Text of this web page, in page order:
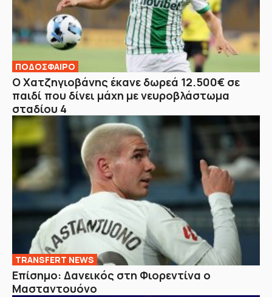
ΠΟΔΟΣΦΑΙΡΟ
Ο Χατζηγιοβάνης έκανε δωρεά 12.500€ σε
παιδί που δίνει μάχη με νευροβλάστωμα
σταδίου 4
TRANSFERT NEWS
Επίσημο: Δανεικός στη Φιορεντίνα ο
Μασταντουόνο